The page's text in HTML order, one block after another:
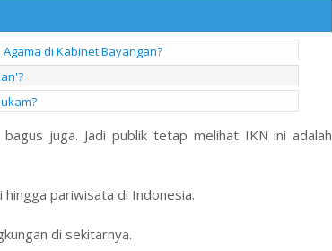
di Kabinet Bayangan?
juga. Jadi publik tetap melihat IKN ini adalah
pariwisata di Indonesia.
di sekitarnya.